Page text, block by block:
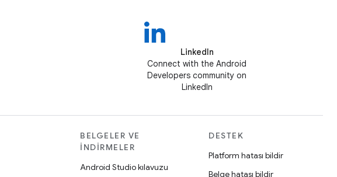
LinkedIn
Connect with the Android
Developers community on
LinkedIn
BELGELER VE
İNDIRMELER
Android Studio kılavuzu
DESTEK
Platform hatası bildir
Belge hatası bildir